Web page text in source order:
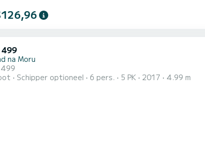
na Moru
499
Schipper optioneel 6 pers. 5 PK 2017 4.99 m